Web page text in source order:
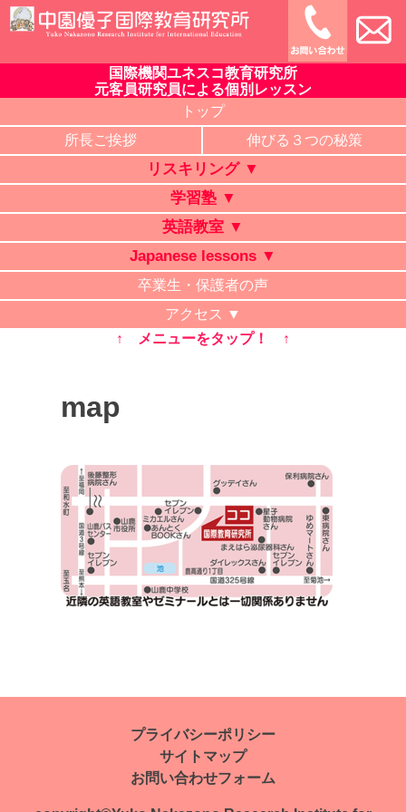
Skip
to
中園優子国際教育研究所
公式ホームページ、熊本県の山鹿・菊池・合志・植木で大評判
の英語教室・学習塾・日本語教室・タイ語教室・リスキリング
研修。中学・高校・大学受験に有利な英語を中心に「合格請負
人」と評判の講師が個別レッスン。ビジネス英語、企業研修。
オンライン授業、出張講義、家庭教師も対応。
国際機関ユネスコ教育研究所
元客員研究員による個別レッスン
トップ
所長ご挨拶
伸びる３つの秘策
リスキリング ▼
学習塾 ▼
英語教室 ▼
Japanese lessons ▼
卒業生・保護者の声
アクセス ▼
↑ メニューをタップ！ ↑
map
稿
ゲ
プライバシーポリシー
サイトマップ
お問い合わせフォーム